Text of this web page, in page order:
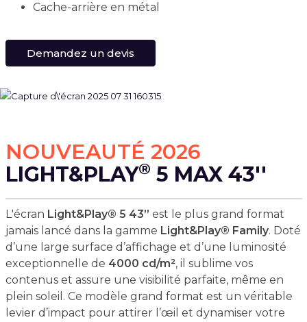
Cache-arrière en métal
Demandez un devis
NOUVEAUTÉ 2026
LIGHT&PLAY® 5 MAX 43''
L'écran Light&Play® 5 43’’ est le plus grand format
jamais lancé dans la gamme Light&Play® Family. Doté
d’une large surface d’affichage et d’une luminosité
exceptionnelle de 4000 cd/m², il sublime vos
contenus et assure une visibilité parfaite, même en
plein soleil. Ce modèle grand format est un véritable
levier d’impact pour attirer l’œil et dynamiser votre